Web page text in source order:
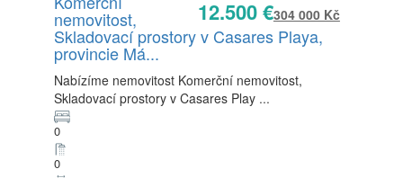
12.500 €304 000 Kč
nemovitost,
Skladovací prostory v Casares Playa,
provincie Má...
Nabízíme nemovitost Komerční nemovitost,
Skladovací prostory v Casares Play ...
0
0